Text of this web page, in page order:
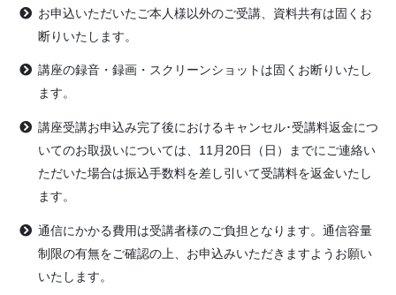
お申込いただいたご本人様以外のご受講、資料共有は固くお
断りいたします。
講座の録音・録画・スクリーンショットは固くお断りいたし
ます。
講座受講お申込み完了後におけるキャンセル･受講料返金につ
いてのお取扱いについては、11月20日（日）までにご連絡い
ただいた場合は振込手数料を差し引いて受講料を返金いたし
ます。
通信にかかる費用は受講者様のご負担となります。通信容量
制限の有無をご確認の上、お申込みいただきますようお願い
いたします。